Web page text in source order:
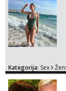
Kategorija: Sex